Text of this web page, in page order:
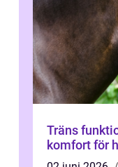
Träns funktion, passform och vardaglig
komfort för